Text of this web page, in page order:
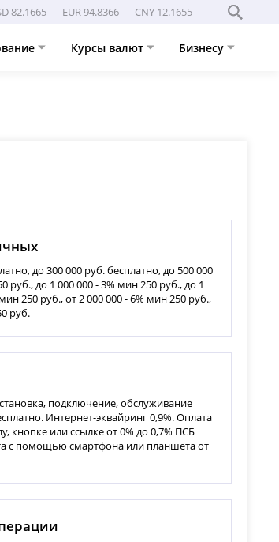
82.1665 EUR 94.8366 CNY 12.1655
Курсы валют Бизнесу
до 300 000 руб. бесплатно, до 500 000
руб., до 1 000 000 - 3% мин 250 руб., до 1
250 руб., от 2 000 000 - 6% мин 250 руб.,
руб.
подключение, обслуживание
Интернет-эквайринг 0,9%. Оплата
кнопке или ссылке от 0% до 0,7% ПСБ
с помощью смартфона или планшета от